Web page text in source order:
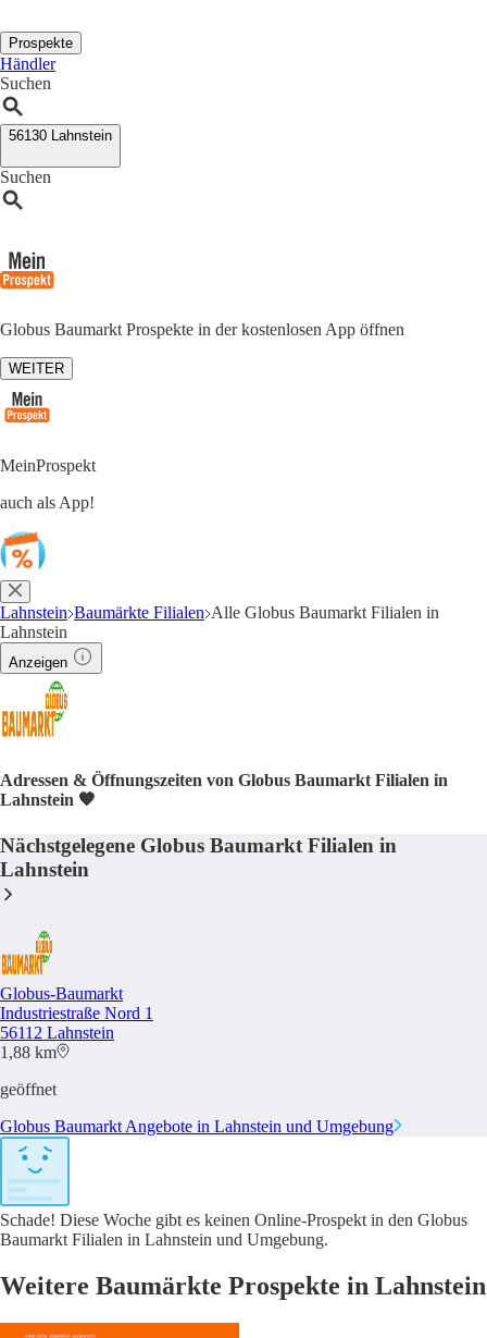
Prospekte
Händler
Suchen
56130 Lahnstein
Suchen
Globus Baumarkt Prospekte in der kostenlosen App öffnen
WEITER
MeinProspekt
auch als App!
Lahnstein Baumärkte Filialen Alle Globus Baumarkt Filialen in
Lahnstein
Anzeigen
Adressen & Öffnungszeiten von Globus Baumarkt Filialen in
Lahnstein 🧡
Nächstgelegene Globus Baumarkt Filialen in
Lahnstein
Globus-Baumarkt
Industriestraße Nord 1
56112 Lahnstein
1,88 km
geöffnet
Globus Baumarkt Angebote in Lahnstein und Umgebung
Schade! Diese Woche gibt es keinen Online-Prospekt in den Globus
Baumarkt Filialen in Lahnstein und Umgebung.
Weitere Baumärkte Prospekte in Lahnstein